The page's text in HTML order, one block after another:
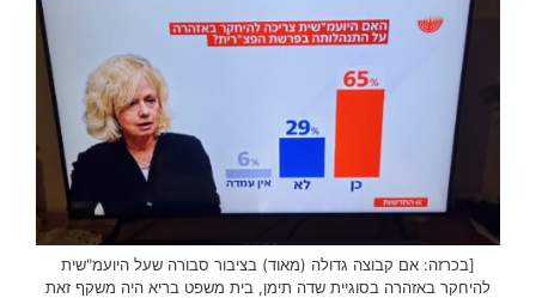
[בכרזה: אם קבוצה גדולה (מאוד) בציבור סבורה שעל היועמ"שית
להיחקר באזהרה בסוגיית שדה תימן, בית משפט בריא היה משקף זאת